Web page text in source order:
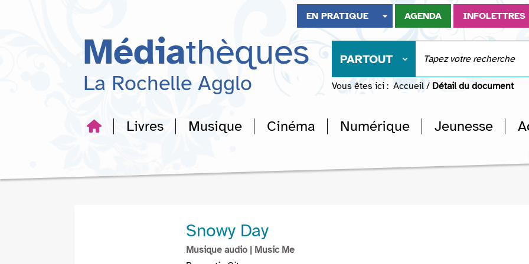
recherche
EN PRATIQUE AGENDA INFOLETTRES
Médiathèques
La Rochelle Agglo
PARTOUT
Vous êtes ici : Accueil / Détail du document
Livres Musique Cinéma Numérique Jeunesse
Snowy Day
Musique audio | Music Me